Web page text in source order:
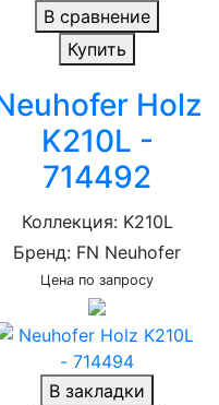
В сравнение
Купить
Holz
K210L -
714492
Коллекция: K210L
Бренд: FN Neuhofer
Цена по запросу
В закладки